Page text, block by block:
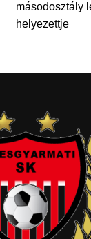
másodosztály
helyezettje